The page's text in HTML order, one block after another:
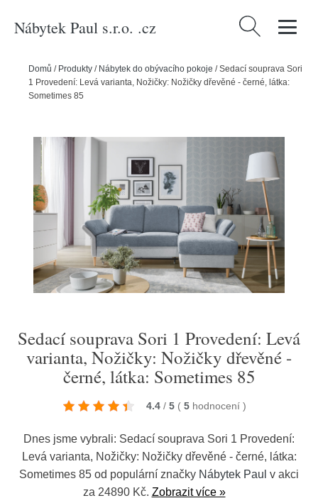
Nábytek Paul s.r.o. .cz Vyhledávání
Domů / Produkty / Nábytek do obývacího pokoje /Sedací souprava Sori
1 Provedení: Levá varianta, Nožičky: Nožičky dřevěné - černé, látka:
Sometimes 85
Sedací souprava Sori 1 Provedení: Levá
varianta, Nožičky: Nožičky dřevěné -
černé, látka: Sometimes 85
4.4 / 5 ( 5 hodnocení )
Dnes jsme vybrali: Sedací souprava Sori 1 Provedení:
Levá varianta, Nožičky: Nožičky dřevěné - černé, látka:
Sometimes 85 od populární značky Nábytek Paul v akci
za 24890 Kč. Zobrazit více »